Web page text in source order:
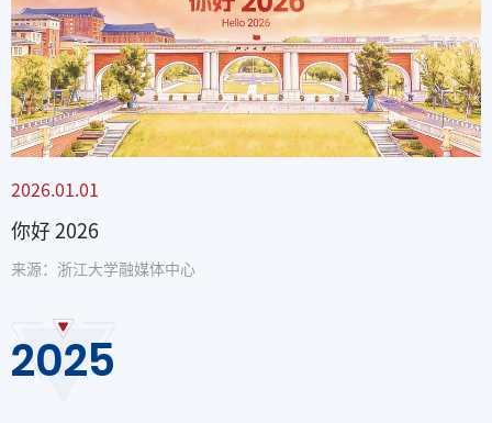
2026.01.01
你好 2026
来源：浙江大学融媒体中心
2025